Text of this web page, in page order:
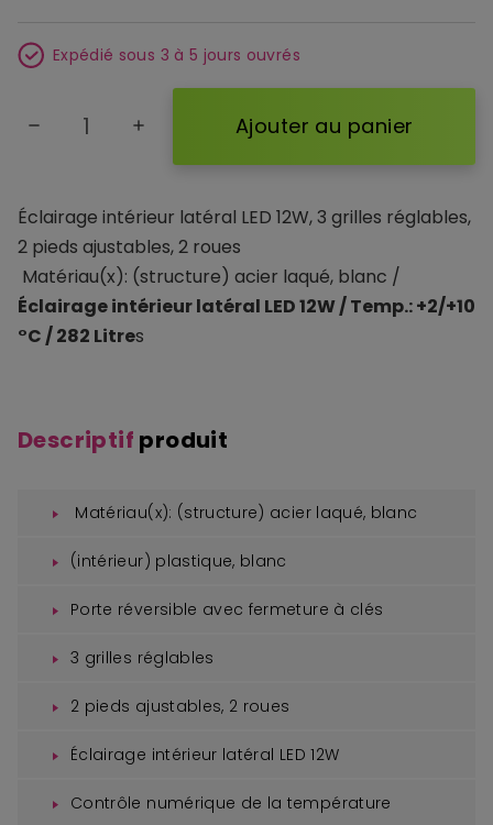
Éclairage intérieur latéral LED 12W, 3 grilles réglables,
2 pieds ajustables, 2 roues
Matériau(x): (structure) acier laqué, blanc /
Éclairage intérieur latéral LED 12W / Temp.: +2/+10
°C / 282 Litres
Expédié sous 3 à 5 jours ouvrés
remove add Ajouter au panier
Descriptif produit
Matériau(x): (structure) acier laqué, blanc
(intérieur) plastique, blanc
Porte réversible avec fermeture à clés
3 grilles réglables
2 pieds ajustables, 2 roues
Éclairage intérieur latéral LED 12W
Contrôle numérique de la température